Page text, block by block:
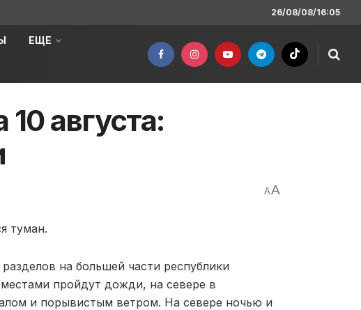
26/08/08/16:05
ЕЩЕ
августа:
AA
туман.
на большей части республики
пройдут дожди, на севере в
и порывистым ветром. На севере ночью и